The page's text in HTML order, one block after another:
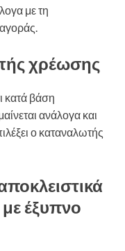
με τη
χρέωσης
κατά βάση
ανάλογα και
ο καταναλωτής
έξυπνο